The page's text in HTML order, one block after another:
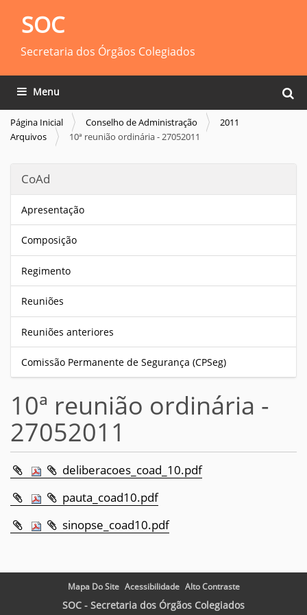
SOC
Secretaria dos Órgãos Colegiados
Busca
Toggle navigation
Página Inicial Conselho de Administração
2011
Arquivos
10ª reunião ordinária - 27052011
CoAd
Apresentação
Composição
Regimento
Reuniões
Reuniões anteriores
Comissão Permanente de Segurança (CPSeg)
10ª reunião ordinária -
27052011
deliberacoes_coad_10.pdf
pauta_coad10.pdf
sinopse_coad10.pdf
Mapa Do Site Acessibilidade Alto Contraste
SOC - Secretaria dos Órgãos Colegiados